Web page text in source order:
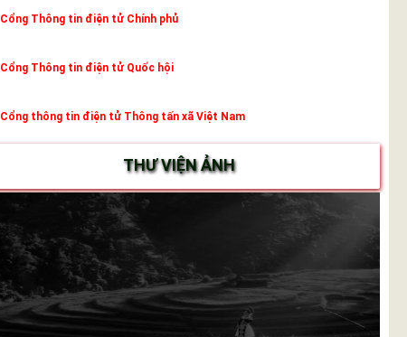
Cổng Thông tin điện tử Chính phủ
Cổng Thông tin điện tử Quốc hội
Cổng thông tin điện tử Thông tấn xã Việt Nam
THƯ VIỆN ẢNH